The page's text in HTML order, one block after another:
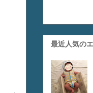
最近人気の